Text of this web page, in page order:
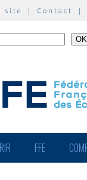
site | Contact |
FFE